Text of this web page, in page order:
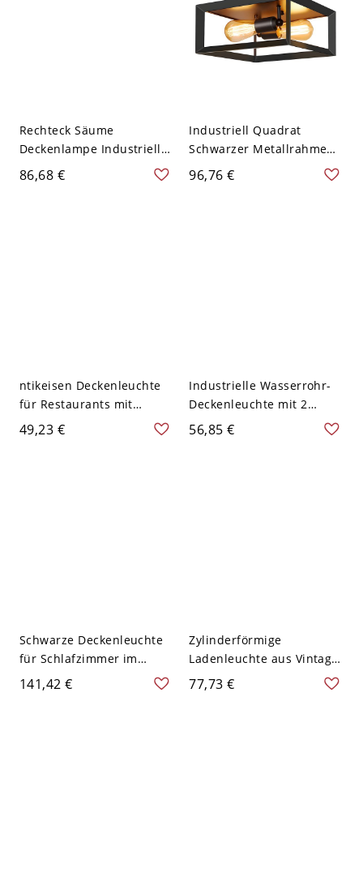
Rechteck Säume
Deckenlampe Industriell
Schwarzer Metallrahmen
mit Gestell 3-Birne
86,68 €
Industriell Quadrat
Schwarzer Metallrahmen
Deckenlampe
Durchsichtiges Glas
96,76 €
ntikeisen Deckenleuchte
für Restaurants mit
freiliegenden Glühbirnen,
2 Köpfe, halb-flush
49,23 €
Industrielle Wasserrohr-
Deckenleuchte mit 2
Lichtern aus Eisen in
antikem Bronze für
56,85 €
Schwarze Deckenleuchte
für Schlafzimmer im
traditionellen Stil mit
klarem und
141,42 €
Zylinderförmige
Ladenleuchte aus Vintage-
Metall mit 2-Birnen
Bronze verstellbarer
77,73 €